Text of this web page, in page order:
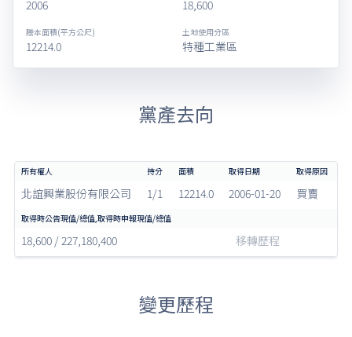
2006 18,600
謄本面積(平方公尺)
12214.0
土地使用分區
特種工業區
黨產去向
北誼興業股份有限公司 1/1 12214.0 2006-01-20 買賣
18,600 / 227,180,400 移轉歷程
變更歷程